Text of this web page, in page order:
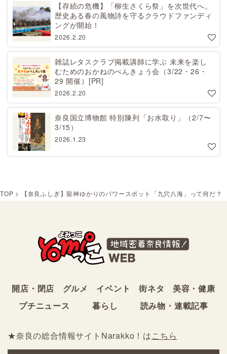
【存続の危機】「柳生さくら祭」を次世代へ。
歴史ある春の風物詩を守るクラウドファンディ
ングが開始！
2026.2.20
雑誌レタスクラブ掲載講師に学ぶ 未来を楽し
むためのおかねのべんきょう会（3/22・26・
29 開催）[PR]
2026.2.20
奈良国立博物館 特別陳列「お水取り」（2/7〜
3/15）
2026.1.23
TOP > 【奈良ふしぎ】龍神ゆかりのパワースポット「九穴八海」って何だ？
開店・閉店 グルメ イベント 街ネタ
美容・健康
プチニュース
暮らし 読み物・連載記事
★奈良の総合情報サイトNarakko！はこちら